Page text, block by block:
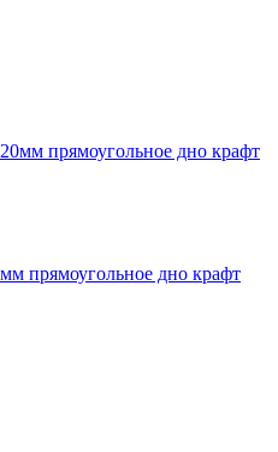
прямоугольное дно крафт